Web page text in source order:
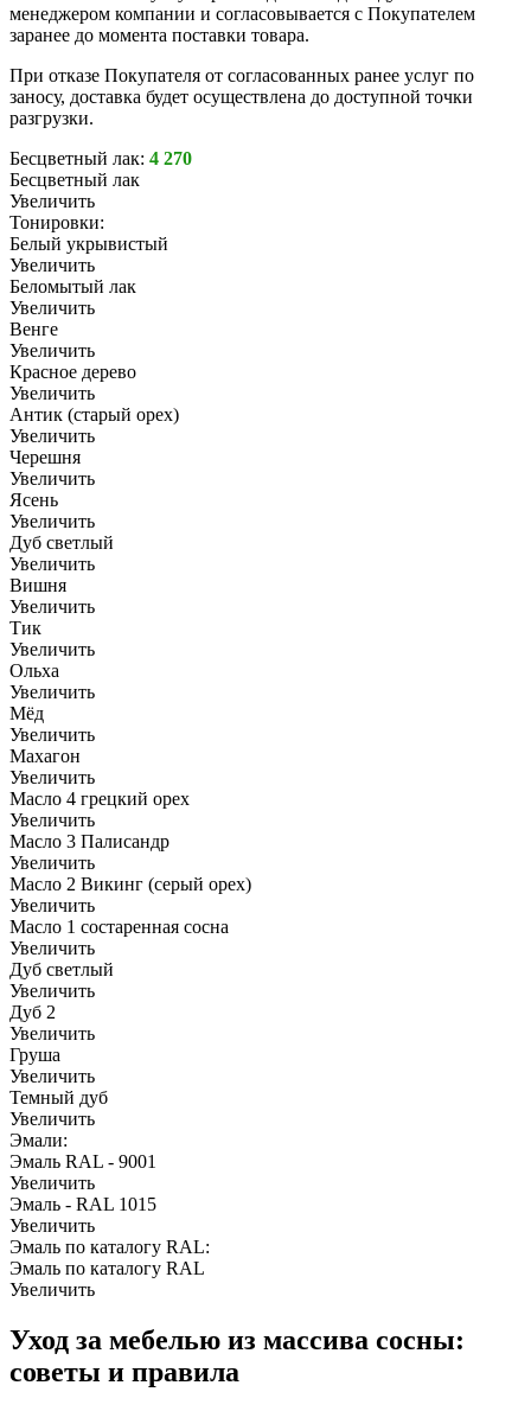
менеджером компании и согласовывается с Покупателем
заранее до момента поставки товара.
При отказе Покупателя от согласованных ранее услуг по
заносу, доставка будет осуществлена до доступной точки
разгрузки.
Бесцветный лак: 4 270
Бесцветный лак
Увеличить
Тонировки:
Белый укрывистый
Увеличить
Беломытый лак
Увеличить
Венге
Увеличить
Красное дерево
Увеличить
Антик (старый орех)
Увеличить
Черешня
Увеличить
Ясень
Увеличить
Дуб светлый
Увеличить
Вишня
Увеличить
Тик
Увеличить
Ольха
Увеличить
Мёд
Увеличить
Махагон
Увеличить
Масло 4 грецкий орех
Увеличить
Масло 3 Палисандр
Увеличить
Масло 2 Викинг (серый орех)
Увеличить
Масло 1 состаренная сосна
Увеличить
Дуб светлый
Увеличить
Дуб 2
Увеличить
Груша
Увеличить
Темный дуб
Увеличить
Эмали:
Эмаль RAL - 9001
Увеличить
Эмаль - RAL 1015
Увеличить
Эмаль по каталогу RAL:
Эмаль по каталогу RAL
Увеличить
Уход за мебелью из массива сосны:
советы и правила